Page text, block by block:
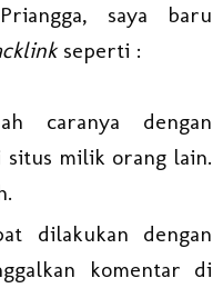
saya baru
seperti :
caranya dengan
situs milik orang lain.
dilakukan dengan
komentar di